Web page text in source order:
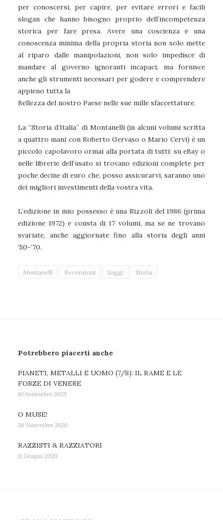
per conoscersi, per capire, per evitare errori e facili
slogan che hanno bisogno proprio dell’incompetenza
storica per fare presa. Avere una coscienza e una
conoscenza minima della propria storia non solo mette
al riparo dalle manipolazioni, non solo impedisce di
mandare al governo ignoranti incapaci, ma fornisce
anche gli strumenti necessari per godere e comprendere
appieno tutta la
Bellezza del nostro Paese nelle sue mille sfaccettature.
La “Storia d’Italia” di Montanelli (in alcuni volumi scritta
a quattro mani con Roberto Gervaso o Mario Cervi) è un
piccolo capolavoro ormai alla portata di tutti: su eBay o
nelle librerie dell’usato si trovano edizioni complete per
poche decine di euro che, posso assicurarvi, saranno uno
dei migliori investimenti della vostra vita.
L’edizione in mio possesso è una Rizzoli del 1986 (prima
edizione 1972) e consta di 17 volumi, ma se ne trovano
svariate, anche aggiornate fino alla storia degli anni
‘50-‘70.
Montanelli Recensioni Saggi Storia
Potrebbero piacerti anche
PIANETI, METALLI E UOMO (7/8): IL RAME E LE
FORZE DI VENERE
10 Settembre 2025
O MUSE!
26 Novembre 2020
RAZZISTI & RAZZIATORI
11 Giugno 2020